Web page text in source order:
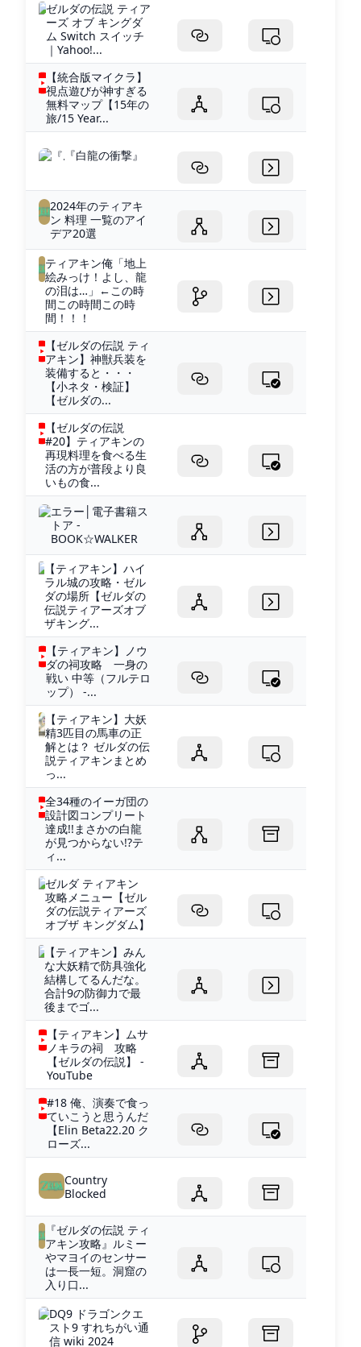
ゼルダの伝説 ティア
ーズ オブ キングダ
ム Switch スイッチ
｜Yahoo!...
【統合版マイクラ】
視点遊びが神すぎる
無料マップ【15年の
旅/15 Year...
『白龍の衝撃』
2024年のティアキ
ン 料理 一覧のアイ
デア20選
ティアキン俺「地上
絵みっけ！よし、龍
の泪は…」←この時
間この時間この時
間！！！
【ゼルダの伝説 ティ
アキン】神獣兵装を
装備すると・・・
【小ネタ・検証】
【ゼルダの...
【ゼルダの伝説
#20】ティアキンの
再現料理を食べる生
活の方が普段より良
いもの食...
エラー│電子書籍ス
トア -
BOOK☆WALKER
【ティアキン】ハイ
ラル城の攻略・ゼル
ダの場所【ゼルダの
伝説ティアーズオブ
ザキング...
【ティアキン】ノウ
ダの祠攻略 一身の
戦い 中等（フルテロ
ップ） -...
【ティアキン】大妖
精3匹目の馬車の正
解とは？ ゼルダの伝
説ティアキンまとめ
っ...
全34種のイーガ団の
設計図コンプリート
達成!!まさかの白龍
が見つからない!?テ
ィ...
ゼルダ ティアキン
攻略メニュー【ゼル
ダの伝説ティアーズ
オブザ キングダム】
【ティアキン】みん
な大妖精で防具強化
結構してるんだな。
合計9の防御力で最
後までゴ...
【ティアキン】ムサ
ノキラの祠 攻略
【ゼルダの伝説】 -
YouTube
#18 俺、演奏で食っ
ていこうと思うんだ
【Elin Beta22.20 ク
ローズ...
Country
Blocked
『ゼルダの伝説 ティ
アキン攻略』ルミー
やマヨイのセンサー
は一長一短。洞窟の
入り口...
DQ9 ドラゴンクエ
スト9 すれちがい通
信 wiki 2024